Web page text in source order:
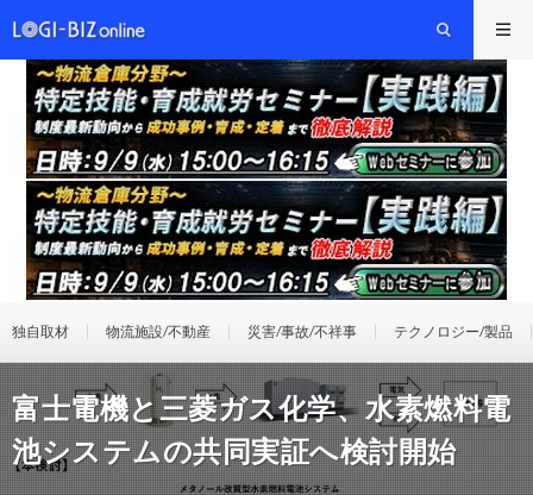
独自取材 物流施設/不動産 災害/事故/不祥事 テクノロジー/製品
富士電機と三菱ガス化学、水素燃料電
池システムの共同実証へ検討開始